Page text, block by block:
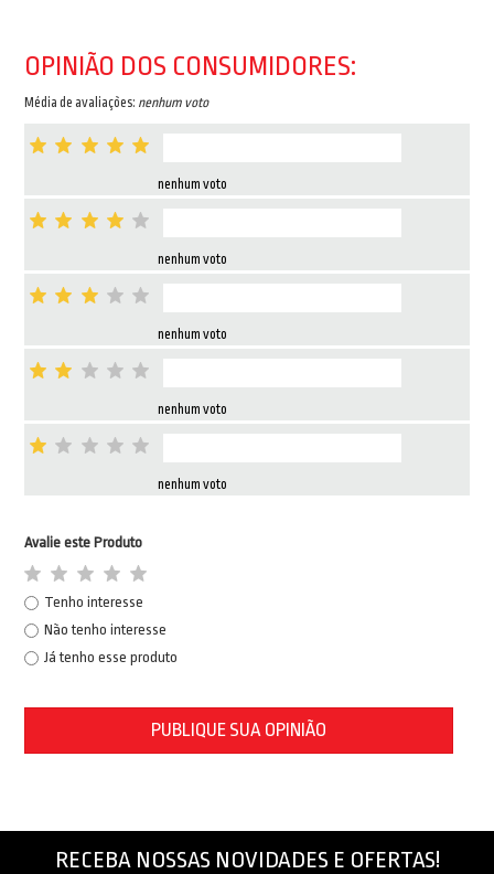
OPINIÃO DOS CONSUMIDORES:
Média de avaliações: nenhum voto
nenhum voto
nenhum voto
nenhum voto
nenhum voto
nenhum voto
Avalie este Produto
Tenho interesse
Não tenho interesse
Já tenho esse produto
PUBLIQUE SUA OPINIÃO
RECEBA NOSSAS NOVIDADES E OFERTAS!